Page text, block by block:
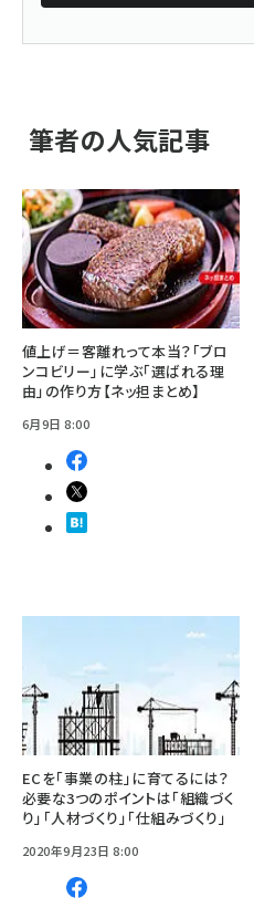
筆者の人気記事
値上げ＝客離れって本当？「ブロ
ンコビリー」に学ぶ「選ばれる理
由」の作り方【ネッ担まとめ】
6月9日 8:00
ECを「事業の柱」に育てるには？
必要な3つのポイントは「組織づく
り」「人材づくり」「仕組みづくり」
2020年9月23日 8:00